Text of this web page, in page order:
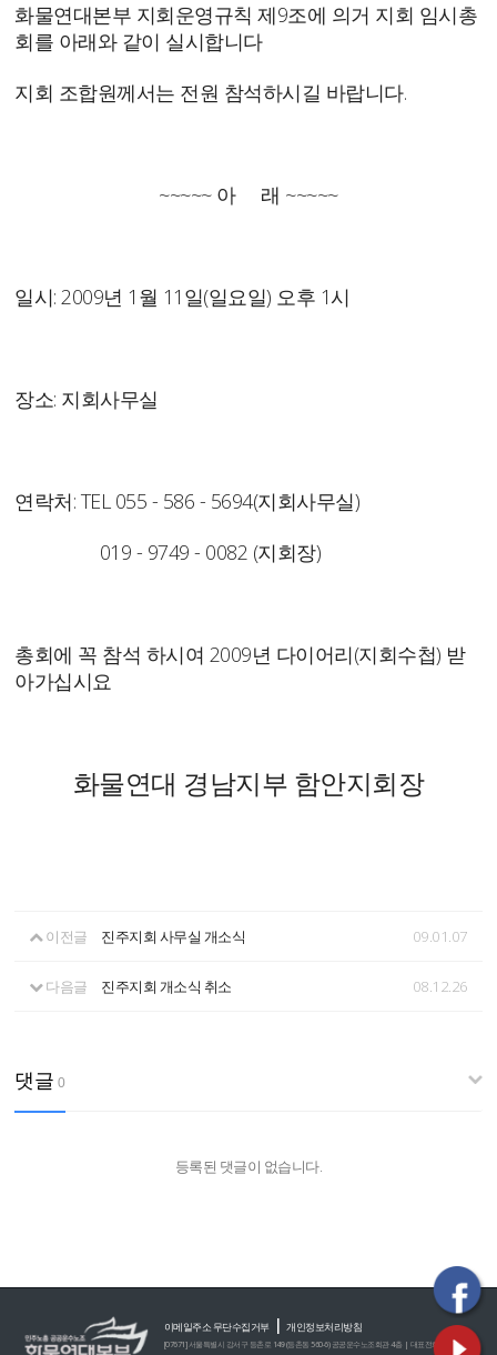
화물연대본부 지회운영규칙 제9조에 의거 지회 임시총
회를 아래와 같이 실시합니다
지회 조합원께서는 전원 참석하시길 바랍니다.
~~~~~ 아 래 ~~~~~
일시: 2009년 1월 11일(일요일) 오후 1시
장소: 지회사무실
연락처: TEL 055 - 586 - 5694(지회사무실)
019 - 9749 - 0082 (지회장)
총회에 꼭 참석 하시여 2009년 다이어리(지회수첩) 받
아가십시요
화물연대 경남지부 함안지회장
이전글 진주지회 사무실 개소식 09.01.07
다음글 진주지회 개소식 취소 08.12.26
댓글 0
등록된 댓글이 없습니다.
이메일주소 무단수집거부|개인정보처리방침
[07671] 서울특별시 강서구 등촌로 149 (등촌동 560-6) 공공운수노조회관 4층 | 대표전화 : 02)2635-0